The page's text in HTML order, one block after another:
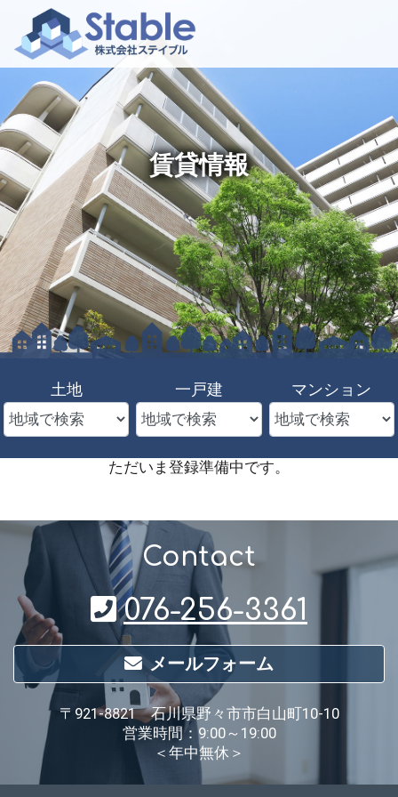
賃貸情報
土地 一戸建 マンション
ただいま登録準備中です。
Contact
076-256-3361
メールフォーム
〒921-8821 石川県野々市市白山町10-10
営業時間：9:00～19:00
＜年中無休＞